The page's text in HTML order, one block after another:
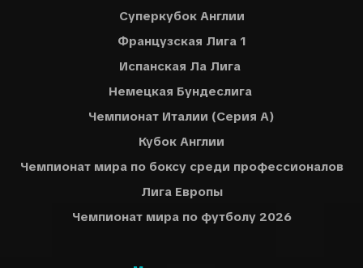
Суперкубок Англии
Французская Лига 1
Испанская Ла Лига
Немецкая Бундеслига
Чемпионат Италии (Серия A)
Кубок Англии
Чемпионат мира по боксу среди профессионалов
Лига Европы
Чемпионат мира по футболу 2026